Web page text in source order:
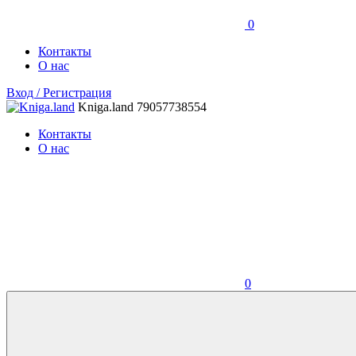
0
Контакты
О нас
Вход / Регистрация
Kniga.land 79057738554
Контакты
О нас
0